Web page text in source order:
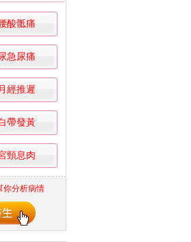
酸骶痛
急尿痛
經推遲
帶發黃
頸息肉
你分析病情